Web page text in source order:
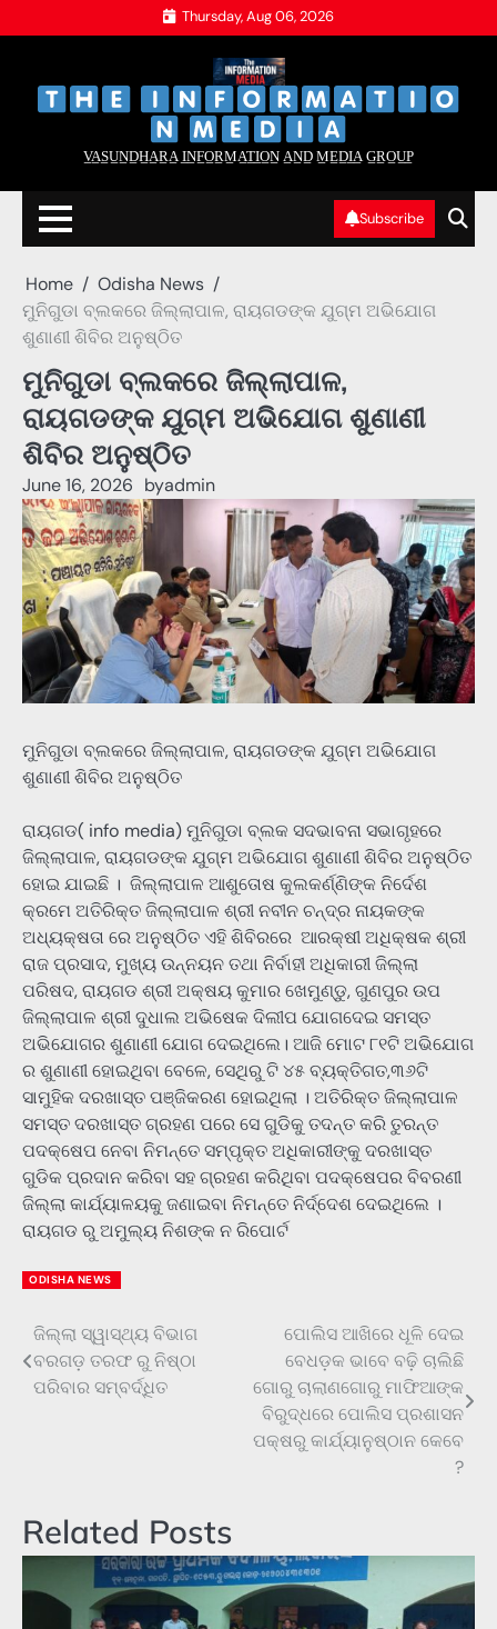
to
Thursday, Aug 06, 2026
V̲A̲S̲U̲N̲D̲H̲A̲R̲A̲ I̲N̲F̲O̲R̲M̲A̲T̲I̲O̲N̲ A̲N̲D̲ M̲E̲D̲I̲A̲ G̲R̲O̲U̲P̲
Subscribe
Home
Odisha News
ମୁନିଗୁଡା ବ୍ଲକରେ ଜିଲ୍ଲାପାଳ, ରାୟଗଡଙ୍କ ଯୁଗ୍ମ ଅଭିଯୋଗ
ଶୁଣାଣୀ ଶିବିର ଅନୁଷ୍ଠିତ
ମୁନିଗୁଡା ବ୍ଲକରେ ଜିଲ୍ଲାପାଳ,
ରାୟଗଡଙ୍କ ଯୁଗ୍ମ ଅଭିଯୋଗ ଶୁଣାଣୀ
ଶିବିର ଅନୁଷ୍ଠିତ
June 16, 2026 byadmin
ମୁନିଗୁଡା ବ୍ଲକରେ ଜିଲ୍ଲାପାଳ, ରାୟଗଡଙ୍କ ଯୁଗ୍ମ ଅଭିଯୋଗ
ଶୁଣାଣୀ ଶିବିର ଅନୁଷ୍ଠିତ
ରାୟଗଡ( info media) ମୁନିଗୁଡା ବ୍ଲକ ସଦଭାବନା ସଭାଗୃହରେ
ଜିଲ୍ଲାପାଳ, ରାୟଗଡଙ୍କ ଯୁଗ୍ମ ଅଭିଯୋଗ ଶୁଣାଣୀ ଶିବିର ଅନୁଷ୍ଠିତ
ହୋଇ ଯାଇଛି । ଜିଲ୍ଲାପାଳ ଆଶୁତୋଷ କୁଲକର୍ଣ୍ଣିଙ୍କ ନିର୍ଦେଶ
କ୍ରମେ ଅତିରିକ୍ତ ଜିଲ୍ଲାପାଳ ଶ୍ରୀ ନବୀନ ଚନ୍ଦ୍ର ନାୟକଙ୍କ
ଅଧ୍ୟକ୍ଷତା ରେ ଅନୁଷ୍ଠିତ ଏହି ଶିବିରରେ ଆରକ୍ଷୀ ଅଧିକ୍ଷକ ଶ୍ରୀ
ରାଜ ପ୍ରସାଦ, ମୁଖ୍ୟ ଉନ୍ନୟନ ତଥା ନିର୍ବାହୀ ଅଧିକାରୀ ଜିଲ୍ଲା
ପରିଷଦ, ରାୟଗଡ ଶ୍ରୀ ଅକ୍ଷୟ କୁମାର ଖେମୁଣ୍ଡୁ, ଗୁଣପୁର ଉପ
ଜିଲ୍ଲାପାଳ ଶ୍ରୀ ଦୁଧାଲ ଅଭିଷେକ ଦିଲୀପ ଯୋଗଦେଇ ସମସ୍ତ
ଅଭିଯୋଗର ଶୁଣାଣୀ ଯୋଗ ଦେଇଥିଲେ। ଆଜି ମୋଟ ୮୧ଟି ଅଭିଯୋଗ
ର ଶୁଣାଣୀ ହୋଇଥିବା ବେଳେ, ସେଥିରୁ ଟି ୪୫ ବ୍ୟକ୍ତିଗତ,୩୬ଟି
ସାମୁହିକ ଦରଖାସ୍ତ ପଞ୍ଜିକରଣ ହୋଇଥିଲା । ଅତିରିକ୍ତ ଜିଲ୍ଲାପାଳ
ସମସ୍ତ ଦରଖାସ୍ତ ଗ୍ରହଣ ପରେ ସେ ଗୁଡିକୁ ତଦନ୍ତ କରି ତୁରନ୍ତ
ପଦକ୍ଷେପ ନେବା ନିମନ୍ତେ ସମ୍ପୃକ୍ତ ଅଧିକାରୀଙ୍କୁ ଦରଖାସ୍ତ
ଗୁଡିକ ପ୍ରଦାନ କରିବା ସହ ଗ୍ରହଣ କରିଥିବା ପଦକ୍ଷେପର ବିବରଣୀ
ଜିଲ୍ଲା କାର୍ଯ୍ୟାଳୟକୁ ଜଣାଇବା ନିମନ୍ତେ ନିର୍ଦ୍ଦେଶ ଦେଇଥିଲେ ।
ରାୟଗଡ ରୁ ଅମୁଲ୍ୟ ନିଶଙ୍କ ନ ରିପୋର୍ଟ
ODISHA NEWS
Post
navigation
ଜିଲ୍ଲା ସ୍ୱାସ୍ଥ୍ୟ ବିଭାଗ
ବରଗଡ଼ ତରଫ ରୁ ନିଷ୍ଠା
ପରିବାର ସମ୍ବର୍ଦ୍ଧିତ
ପୋଲିସ ଆଖିରେ ଧୂଳି ଦେଇ
ବେଧଡ଼କ ଭାବେ ବଢ଼ି ଚାଲିଛି
ଗୋରୁ ଚାଲାଣଗୋରୁ ମାଫିଆଙ୍କ
ବିରୁଦ୍ଧରେ ପୋଲିସ ପ୍ରଶାସନ
ପକ୍ଷରୁ କାର୍ଯ୍ୟାନୁଷ୍ଠାନ କେବେ
?
Related Posts